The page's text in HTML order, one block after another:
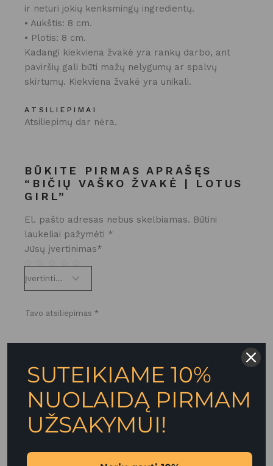
ir neturi jokių kenksmingų ingredientų.
• Aukštis: 8 cm.
• Plotis: 8 cm.
Kadangi kiekviena žvakė yra rankų darbo, ant
paviršių gali būti mažų nelygumų ar spalvų
skirtumų. Kiekviena žvakė yra unikali.
ATSILIEPIMAI
Atsiliepimų dar nėra.
BŪKITE PIRMAS APRAŠĘS
“BIČIŲ VAŠKO ŽVAKĖ | LOTUS
GIRL”
El. pašto adresas nebus skelbiamas. Būtini
laukeliai pažymėti *
Jūsų įvertinimas*
SUTEIKIAME 10%
NUOLAIDĄ PIRMAM
UŽSAKYMUI!